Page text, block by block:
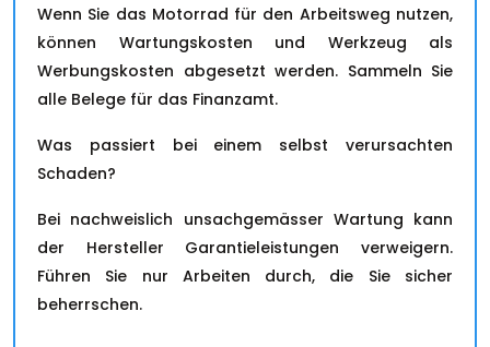
Wenn Sie das Motorrad für den Arbeitsweg nutzen,
können Wartungskosten und Werkzeug als
Werbungskosten abgesetzt werden. Sammeln Sie
alle Belege für das Finanzamt.
Was passiert bei einem selbst verursachten
Schaden?
Bei nachweislich unsachgemässer Wartung kann
der Hersteller Garantieleistungen verweigern.
Führen Sie nur Arbeiten durch, die Sie sicher
beherrschen.